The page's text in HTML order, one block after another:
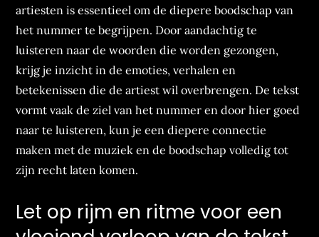
artiesten is essentieel om de diepere boodschap van
het nummer te begrijpen. Door aandachtig te
luisteren naar de woorden die worden gezongen,
krijg je inzicht in de emoties, verhalen en
betekenissen die de artiest wil overbrengen. De tekst
vormt vaak de ziel van het nummer en door hier goed
naar te luisteren, kun je een diepere connectie
maken met de muziek en de boodschap volledig tot
zijn recht laten komen.
Let op rijm en ritme voor een